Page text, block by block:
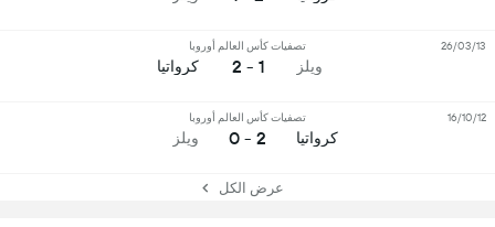
ويلز
تصفيات كأس العالم أوروبا
1 - 2 كرواتيا
26/03/13
كرواتيا
تصفيات كأس العالم أوروبا
2 - 0 ويلز
16/10/12
عرض الكل